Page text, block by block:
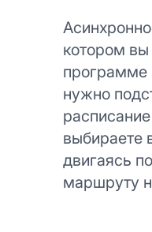
котором вы
программе
нужно
выбираете
двигаясь
маршруту